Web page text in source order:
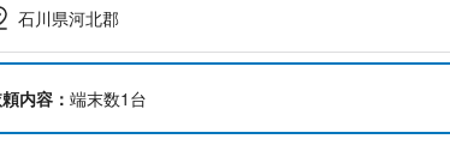
石川県河北郡
内容： 端末数1台